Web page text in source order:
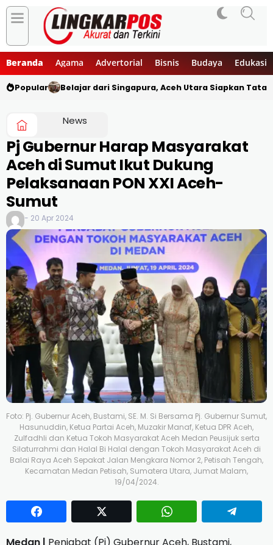
Beranda Agama Advertorial Bisnis Budaya Edukasi
Popular Belajar dari Singapura, Aceh Utara Siapkan
News
Pj Gubernur Harap Masyarakat
Aceh di Sumut Ikut Dukung
Pelaksanaan PON XXI Aceh-
Sumut
- 20 Apr 2024
Foto: Pj. Gubernur Aceh, Bustami, SE. M. Si Bersama Pj. Gubernur Sumut,
Hasunuddin, Ketua Partai Aceh, Muzakir Manaf, Ketua DPR Aceh,
Zulfadhli dan Ketua Tokoh Masyarakat Aceh Medan Peusijuk serta
Silaturrahmi dan Halal Bi Halal dengan Tokoh Masyarakat Aceh di
Balai Raya Aceh Sepakat Jalan Mengkara Nomor 2, Petisah Tengah,
Kecamatan Medan Petisah, Sumatera Utara, Jumat Malam,
19/04/2024.